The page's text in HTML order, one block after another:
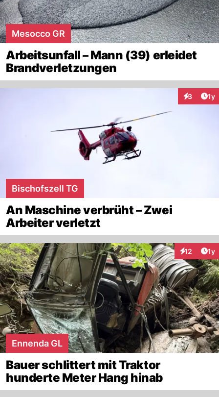
Mesocco GR
Arbeitsunfall – Mann (39) erleidet
Brandverletzungen
3 1y
Bischofszell TG
An Maschine verbrüht – Zwei
Arbeiter verletzt
12 1y
Ennenda GL
Bauer schlittert mit Traktor
hunderte Meter Hang hinab